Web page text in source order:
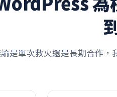
是單次救火還是長期合作